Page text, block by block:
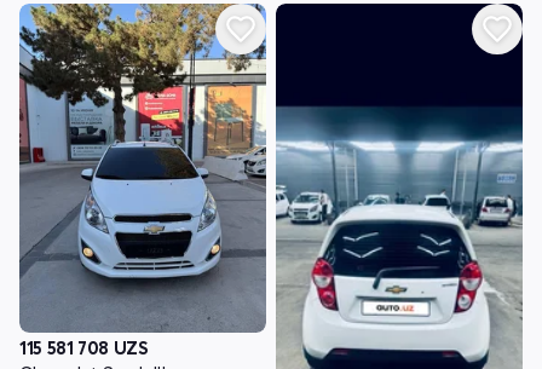
115 581 708 UZS